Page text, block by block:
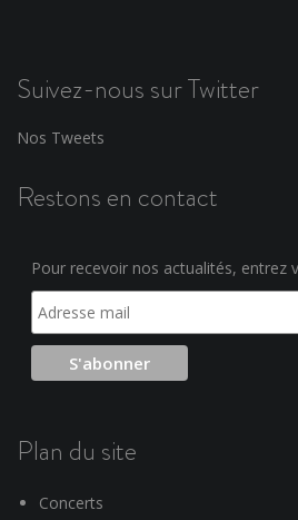
Suivez-nous sur Twitter
Nos Tweets
Restons en contact
Pour recevoir nos actualités, entrez
Plan du site
Concerts